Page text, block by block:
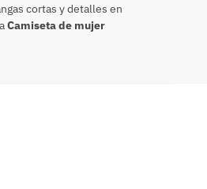
cortas y detalles en
Camiseta de mujer